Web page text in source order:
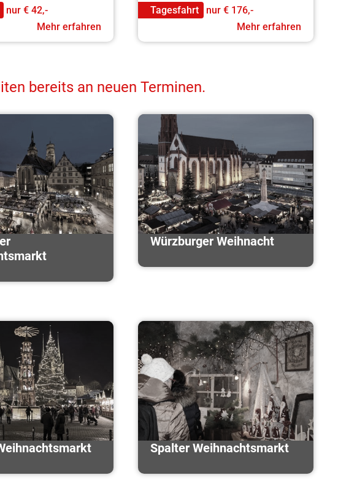
nur € 42,-
Mehr erfahren
Tagesfahrt
nur € 176,-
Mehr erfahren
bereits an neuen Terminen.
Würzburger Weihnacht
Spalter Weihnachtsmarkt